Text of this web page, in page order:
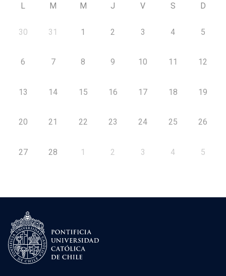
L M M J V S D
30 31 1 2 3 4 5
6 7 8 9 10 11 12
13 14 15 16 17 18 19
20 21 22 23 24 25 26
27 28 1 2 3 4 5